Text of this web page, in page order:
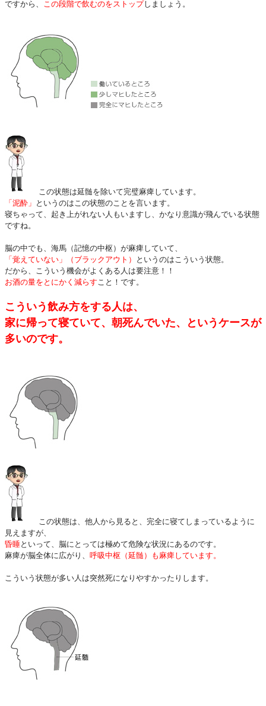
ですから、 この段階で飲むのをストップしましょう。
この状態は延髄を除いて完璧麻痺しています。
「泥酔」 というのはこの状態のことを言います。
寝ちゃって、起き上がれない人もいますし、かなり意識が飛んでいる状態
ですね。
脳の中でも、海馬（記憶の中枢）が麻痺していて、
「覚えていない」（ブラックアウト）
というのはこういう状態。
だから、こういう機会がよくある人は要注意！！
お酒の量をとにかく減らす こと！です。
こういう飲み方をする人は、
家に帰って寝ていて、朝死んでいた、というケースが
多いのです。
この状態は、他人から見ると、完全に寝てしまっているように
見えますが、
昏睡といって、脳にとっては極めて危険な状況にあるのです。
麻痺が脳全体に広がり、 呼吸中枢（延髄）も麻痺しています。
こういう状態が多い人は突然死になりやすかったりします。